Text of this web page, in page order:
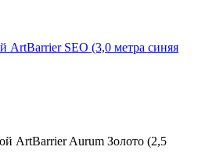
ArtBarrier SEO (3,0 метра синяя